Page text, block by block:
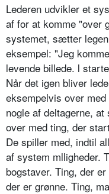
Lederen udvikler et
af for at komme "over
systemet, sætter
eksempel: "Jeg
levende billede. l
Når det igen bliver
eksempelvis over
nogle af deltagerne,
over med ting, der
De spiller med, indtil
af system mlligheder.
bogstaver. Ting, der
der er grønne. Ting,